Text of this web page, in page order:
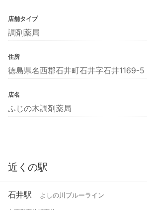
店舗タイプ
調剤薬局
住所
徳島県名西郡石井町石井字石井1169-5
店名
ふじの木調剤薬局
近くの駅
石井駅 よしの川ブルーライン